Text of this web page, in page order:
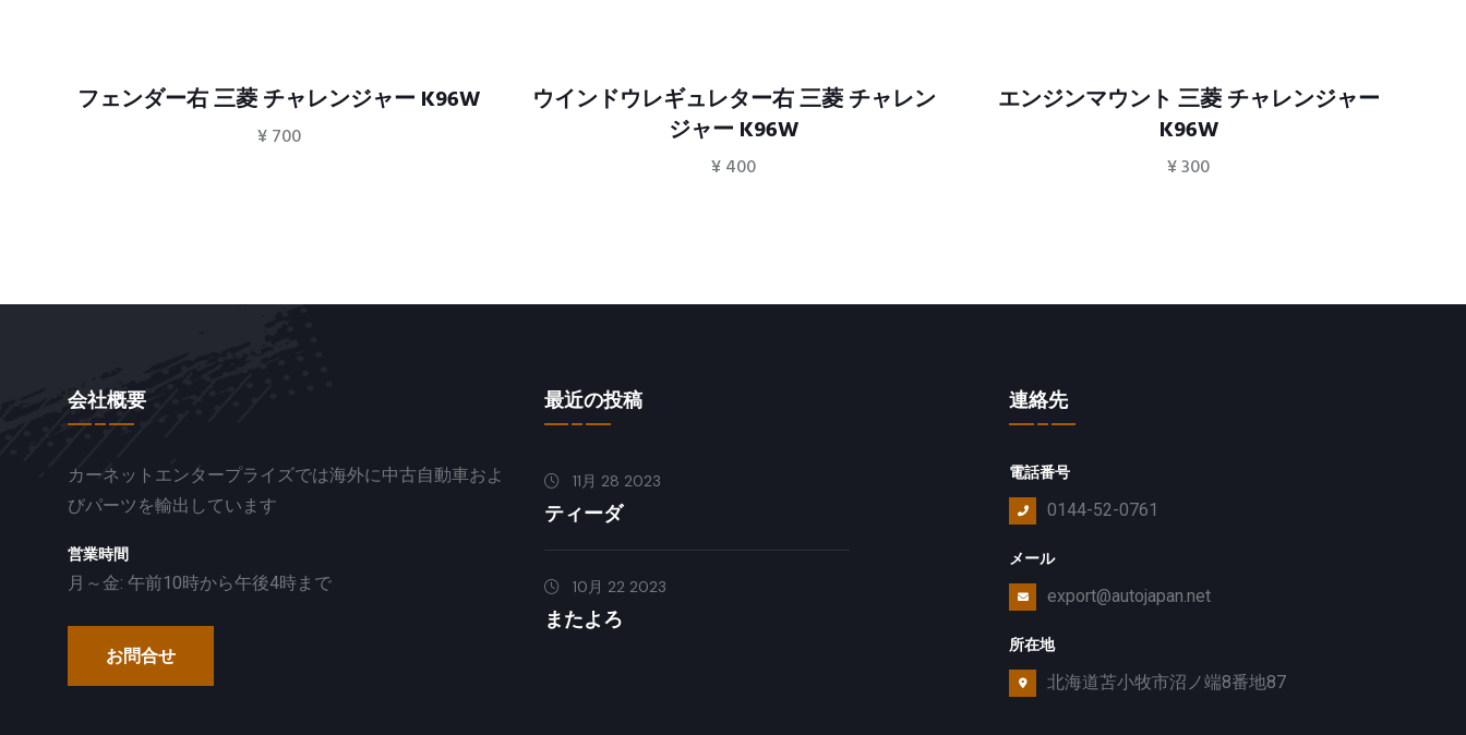
フェンダー右 三菱 チャレンジャー K96W
¥700
ウインドウレギュレター右 三菱 チャレン
ジャー K96W
¥ 400
エンジンマウント 三菱 チャレンジャー
K96W
¥300
会社概要
カーネットエンタープライズでは海外に中古自動車およ
びパーツを輸出しています
営業時間
月～金: 午前10時から午後4時まで
お問合せ
最近の投稿
11月 28 2023
ティーダ
10月 22 2023
またよろ
連絡先
電話番号
0144-52-0761
メール
export@autojapan.net
所在地
北海道苫小牧市沼ノ端8番地87